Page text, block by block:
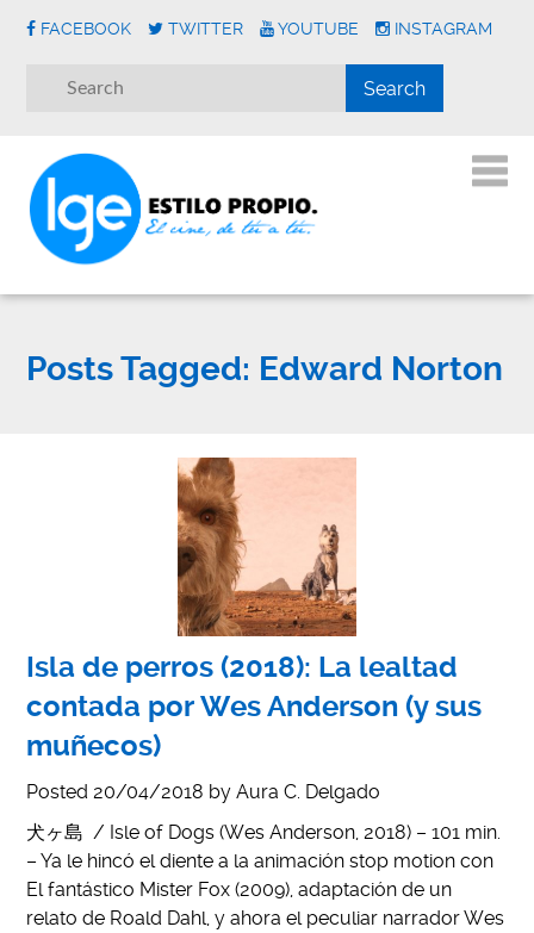
FACEBOOK TWITTER YOUTUBE INSTAGRAM
Posts Tagged: Edward Norton
Isla de perros (2018): La lealtad
contada por Wes Anderson (y sus
muñecos)
Posted 20/04/2018 byAura C. Delgado
犬ヶ島 / Isle of Dogs (Wes Anderson, 2018) – 101 min.
– Ya le hincó el diente a la animación stop motion con
El fantástico Mister Fox (2009), adaptación de un
relato de Roald Dahl, y ahora el peculiar narrador Wes